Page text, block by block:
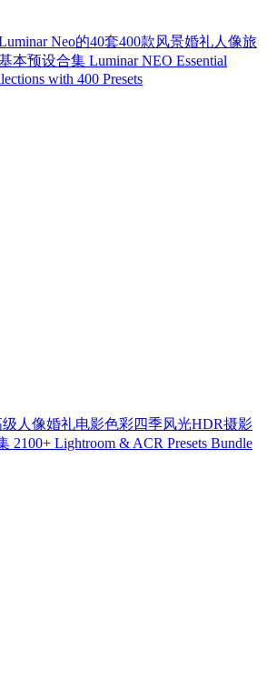
Neo的40套400款风景婚礼人像旅
本预设合集 Luminar NEO Essential
with 400 Presets
级人像婚礼电影色彩四季风光HDR摄影
2100+ Lightroom & ACR Presets Bundle